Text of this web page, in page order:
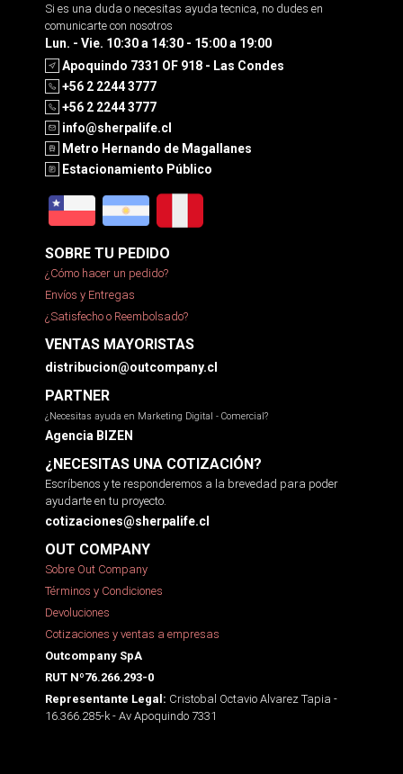
Si es una duda o necesitas ayuda tecnica, no dudes en
comunicarte con nosotros
Lun. - Vie. 10:30 a 14:30 - 15:00 a 19:00
Apoquindo 7331 OF 918 - Las Condes
+56 2 2244 3777
+56 2 2244 3777
info@sherpalife.cl
Metro Hernando de Magallanes
Estacionamiento Público
SOBRE TU PEDIDO
¿Cómo hacer un pedido?
Envíos y Entregas
¿Satisfecho o Reembolsado?
VENTAS MAYORISTAS
distribucion@outcompany.cl
PARTNER
¿Necesitas ayuda en Marketing Digital - Comercial?
Agencia BIZEN
¿NECESITAS UNA COTIZACIÓN?
Escríbenos y te responderemos a la brevedad para poder
ayudarte en tu proyecto.
cotizaciones@sherpalife.cl
OUT COMPANY
Sobre Out Company
Términos y Condiciones
Devoluciones
Cotizaciones y ventas a empresas
Outcompany SpA
RUT Nº76.266.293-0
Representante Legal: Cristobal Octavio Alvarez Tapia -
16.366.285-k - Av Apoquindo 7331